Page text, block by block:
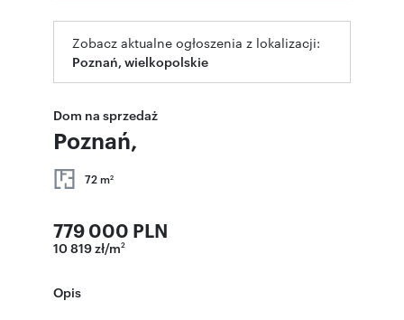
Zobacz aktualne ogłoszenia z lokalizacji:
Poznań, wielkopolskie
Dom na sprzedaż
Poznań,
72 m2
779 000 PLN
10 819 zł/m2
Opis